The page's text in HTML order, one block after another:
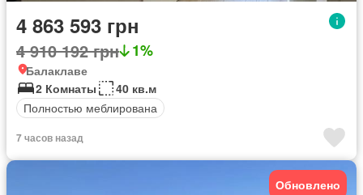
4 863 593 грн
4 910 192 грн 1%
Балаклаве
2 Комнаты
40 кв.м
Полностью меблирована
7 часов назад
Обновлено